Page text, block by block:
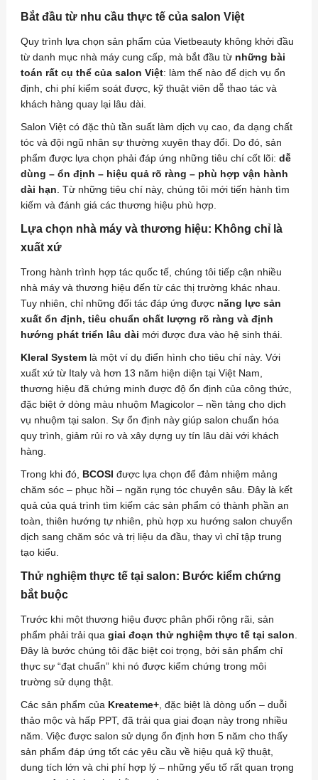
Bắt đầu từ nhu cầu thực tế của salon Việt
Quy trình lựa chọn sản phẩm của Vietbeauty không khởi đầu
từ danh mục nhà máy cung cấp, mà bắt đầu từ những bài
toán rất cụ thể của salon Việt: làm thế nào để dịch vụ ổn
định, chi phí kiểm soát được, kỹ thuật viên dễ thao tác và
khách hàng quay lại lâu dài.
Salon Việt có đặc thù tần suất làm dịch vụ cao, đa dạng chất
tóc và đội ngũ nhân sự thường xuyên thay đổi. Do đó, sản
phẩm được lựa chọn phải đáp ứng những tiêu chí cốt lõi: dễ
dùng – ổn định – hiệu quả rõ ràng – phù hợp vận hành
dài hạn . Từ những tiêu chí này, chúng tôi mới tiến hành tìm
kiếm và đánh giá các thương hiệu phù hợp.
Lựa chọn nhà máy và thương hiệu: Không chỉ là
xuất xứ
Trong hành trình hợp tác quốc tế, chúng tôi tiếp cận nhiều
nhà máy và thương hiệu đến từ các thị trường khác nhau.
Tuy nhiên, chỉ những đối tác đáp ứng được năng lực sản
xuất ổn định, tiêu chuẩn chất lượng rõ ràng và định
hướng phát triển lâu dài mới được đưa vào hệ sinh thái.
Kleral Systemlà một ví dụ điển hình cho tiêu chí này. Với
xuất xứ từ Italy và hơn 13 năm hiện diện tại Việt Nam,
thương hiệu đã chứng minh được độ ổn định của công thức,
đặc biệt ở dòng màu nhuộm Magicolor – nền tảng cho dịch
vụ nhuộm tại salon. Sự ổn định này giúp salon chuẩn hóa
quy trình, giảm rủi ro và xây dựng uy tín lâu dài với khách
hàng.
Trong khi đó, BCOSI được lựa chọn để đảm nhiệm mảng
chăm sóc – phục hồi – ngăn rụng tóc chuyên sâu. Đây là kết
quả của quá trình tìm kiếm các sản phẩm có thành phần an
toàn, thiên hướng tự nhiên, phù hợp xu hướng salon chuyển
dịch sang chăm sóc và trị liệu da đầu, thay vì chỉ tập trung
tạo kiểu.
Thử nghiệm thực tế tại salon: Bước kiểm chứng
bắt buộc
Trước khi một thương hiệu được phân phối rộng rãi, sản
phẩm phải trải qua giai đoạn thử nghiệm thực tế tại salon
Đây là bước chúng tôi đặc biệt coi trọng, bởi sản phẩm chỉ
thực sự “đạt chuẩn” khi nó được kiểm chứng trong môi
trường sử dụng thật.
Các sản phẩm của Kreateme+, đặc biệt là dòng uốn – duỗi
thảo mộc và hấp PPT, đã trải qua giai đoạn này trong nhiều
năm. Việc được salon sử dụng ổn định hơn 5 năm cho thấy
sản phẩm đáp ứng tốt các yêu cầu về hiệu quả kỹ thuật,
dung tích lớn và chi phí hợp lý – những yếu tố rất quan trọng